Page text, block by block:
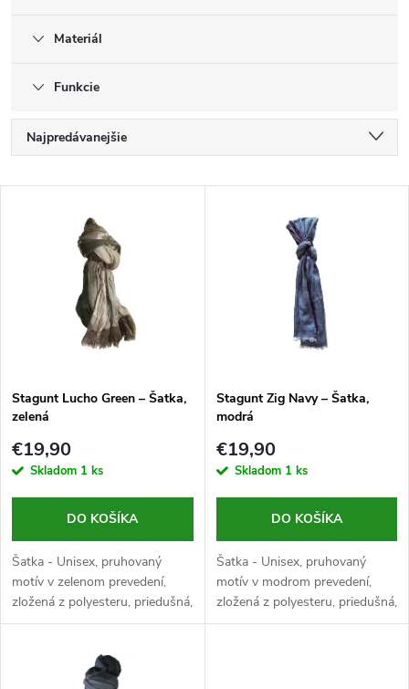
Materiál
Funkcie
R
a
e
p
r
o
d
Najpredávanejšie
Abecedne
s
p
r
d
u
Stagunt Lucho Green – Šatka,
zelená
€19,90
Skladom 1 ks
DO KOŠÍKA
Šatka - Unisex, pruhovaný
motív v zelenom prevedení,
zložená z polyesteru, priedušná,
rozmer 1800x700 mm
Stagunt Zig Navy – Šatka,
modrá
€19,90
Skladom 1 ks
DO KOŠÍKA
Šatka - Unisex, pruhovaný
motív v modrom prevedení,
zložená z polyesteru, priedušná,
rozmer 1900x550 mm